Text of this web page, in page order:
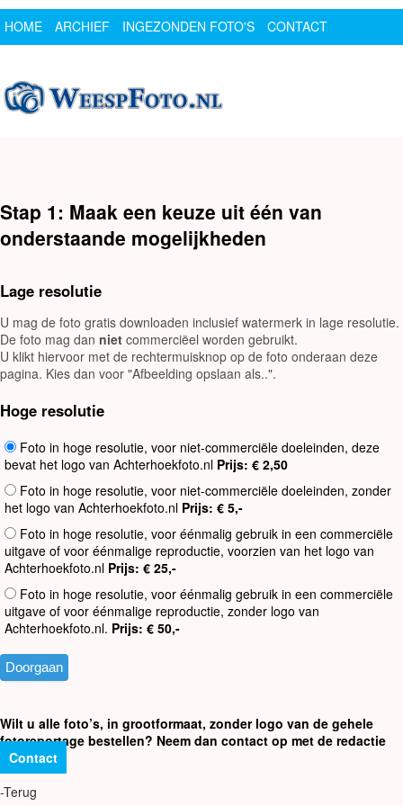
HOME ARCHIEF INGEZONDEN FOTO'S
CONTACT
Stap 1: Maak een keuze uit één van
onderstaande mogelijkheden
Lage resolutie
U mag de foto gratis downloaden inclusief watermerk in lage resolutie.
De foto mag dan niet commerciëel worden gebruikt.
U klikt hiervoor met de rechtermuisknop op de foto onderaan deze
pagina. Kies dan voor "Afbeelding opslaan als..".
Hoge resolutie
Foto in hoge resolutie, voor niet-commerciële doeleinden, deze
bevat het logo van Achterhoekfoto.nl Prijs: € 2,50
Foto in hoge resolutie, voor niet-commerciële doeleinden, zonder
het logo van Achterhoekfoto.nl Prijs: € 5,-
Foto in hoge resolutie, voor éénmalig gebruik in een commerciële
uitgave of voor éénmalige reproductie, voorzien van het logo van
Achterhoekfoto.nl Prijs: € 25,-
Foto in hoge resolutie, voor éénmalig gebruik in een commerciële
uitgave of voor éénmalige reproductie, zonder logo van
Achterhoekfoto.nl. Prijs: € 50,-
Wilt u alle foto’s, in grootformaat, zonder logo van de gehele
fotoreportage bestellen? Neem dan contact op met de redactie
Contact
-Terug